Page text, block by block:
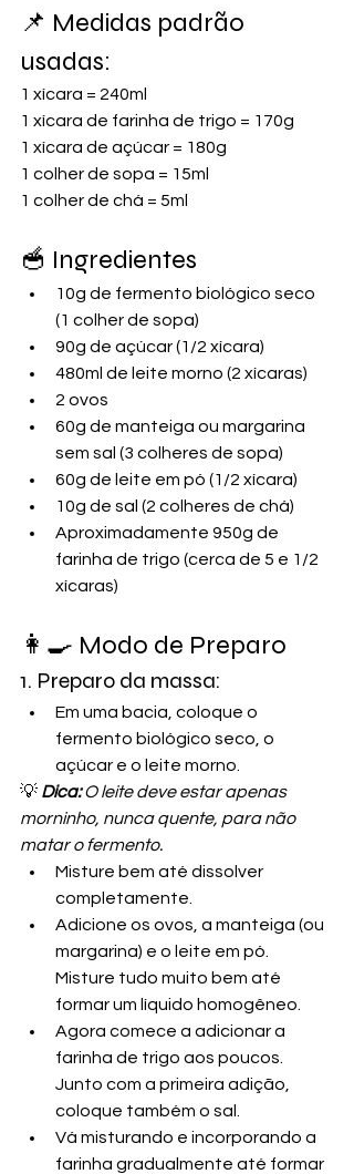
📌 Medidas padrão
usadas:
1 xícara = 240ml
1 xícara de farinha de trigo = 170g
1 xícara de açúcar = 180g
1 colher de sopa = 15ml
1 colher de chá = 5ml
🥣 Ingredientes
10g de fermento biológico seco
(1 colher de sopa)
90g de açúcar (1/2 xícara)
480ml de leite morno (2 xícaras)
2 ovos
60g de manteiga ou margarina
sem sal (3 colheres de sopa)
60g de leite em pó (1/2 xícara)
10g de sal (2 colheres de chá)
Aproximadamente 950g de
farinha de trigo (cerca de 5 e 1/2
xícaras)
👩‍🍳 Modo de Preparo
1. Preparo da massa:
Em uma bacia, coloque o
fermento biológico seco, o
açúcar e o leite morno.
💡 Dica: O leite deve estar apenas
morninho, nunca quente, para não
matar o fermento.
Misture bem até dissolver
completamente.
Adicione os ovos, a manteiga (ou
margarina) e o leite em pó.
Misture tudo muito bem até
formar um líquido homogêneo.
Agora comece a adicionar a
farinha de trigo aos poucos.
Junto com a primeira adição,
coloque também o sal.
Vá misturando e incorporando a
farinha gradualmente até formar